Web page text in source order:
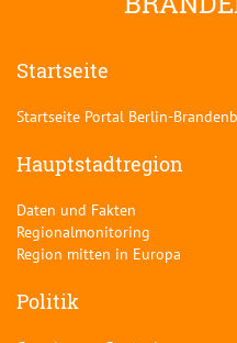
Startseite
Startseite Portal Berlin-
Hauptstadtregion
Daten und Fakten
Regionalmonitoring
Region mitten in Europa
Politik